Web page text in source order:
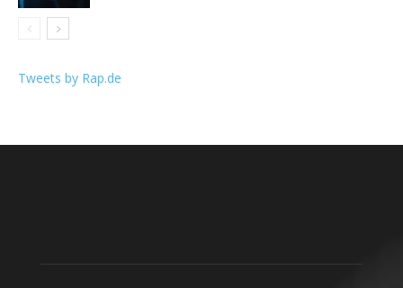
Tweets by Rap.de